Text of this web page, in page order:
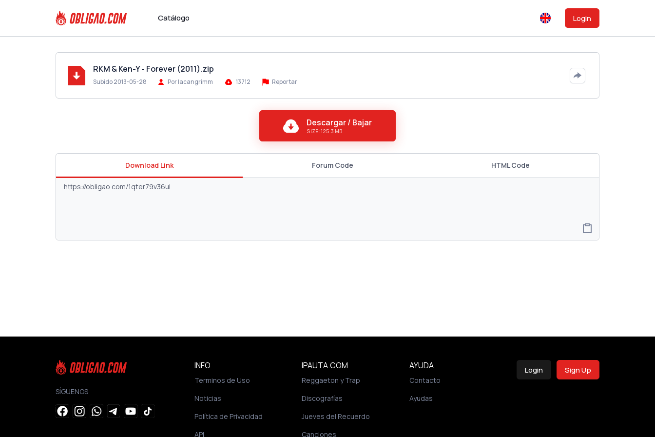
Catálogo Login
RKM & Ken-Y - Forever (2011).zip
Subido 2013-05-28 Por lacangrimm 13712 Reportar
Descargar / Bajar
SIZE: 125.3 MB
Download Link Forum Code HTML Code
SÍGUENOS
INFO
Terminos de Uso
Noticias
Política de Privacidad
API
IPAUTA.COM
Reggaeton y Trap
Discografías
Jueves del Recuerdo
Canciones
AYUDA
Contacto
Ayudas
Login Sign Up